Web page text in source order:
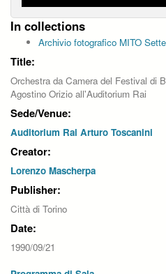
In collections
Archivio fotografico MITO
Title:
Orchestra da Camera del Festival di
Agostino Orizio all'Auditorium Rai
Sede/Venue:
Auditorium Rai Arturo Toscanini
Creator:
Lorenzo Mascherpa
Publisher:
Città di Torino
Date:
1990/09/21